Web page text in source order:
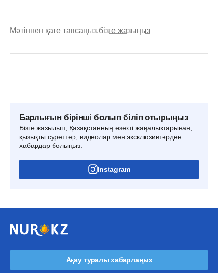
Мәтіннен қате тапсаңыз,бізге жазыңыз
Барлығын бірінші болып біліп отырыңыз
Бізге жазылып, Қазақстанның өзекті жаңалықтарынан,
қызықты суреттер, видеолар мен эксклюзивтерден
хабардар болыңыз.
Instagram
Ақау туралы хабарлаңыз